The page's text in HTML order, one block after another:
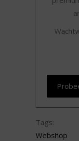
Tags:
Webshop